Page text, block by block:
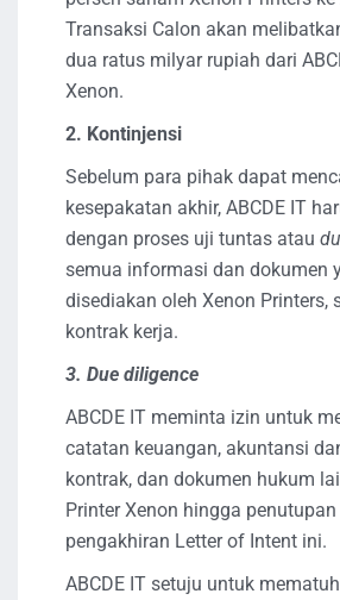
Transaksi Calon akan
dua ratus milyar rupiah dari
Xenon.
2. Kontinjensi
Sebelum para pihak dapat
kesepakatan akhir, ABCDE IT
dengan proses uji tuntas atau
semua informasi dan dokumen
disediakan oleh Xenon Printers,
kontrak kerja.
3. Due diligence
ABCDE IT meminta izin untuk
catatan keuangan, akuntansi
kontrak, dan dokumen hukum
Printer Xenon hingga
pengakhiran Letter of Intent ini.
ABCDE IT setuju untuk